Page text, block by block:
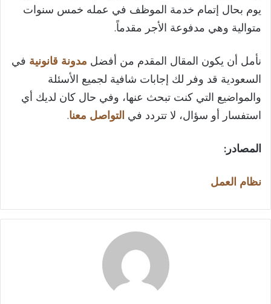
يوم بحال إتمام خدمة الموظف في عمله خمس سنوات
متوالية وهي مدفوعة الأجر مقدماً.
نأمل أن يكون المقال المقدم من أفضل مدونة قانونية في
السعودية قد وفر لك إجابات شافية لجميع الأسئلة
والمواضيع التي كنت تبحث عنها، وفي حال كان لديك أي
استفسار أو سؤال، لا تتردد في التواصل معنا.
المصادر:
نظام العمل